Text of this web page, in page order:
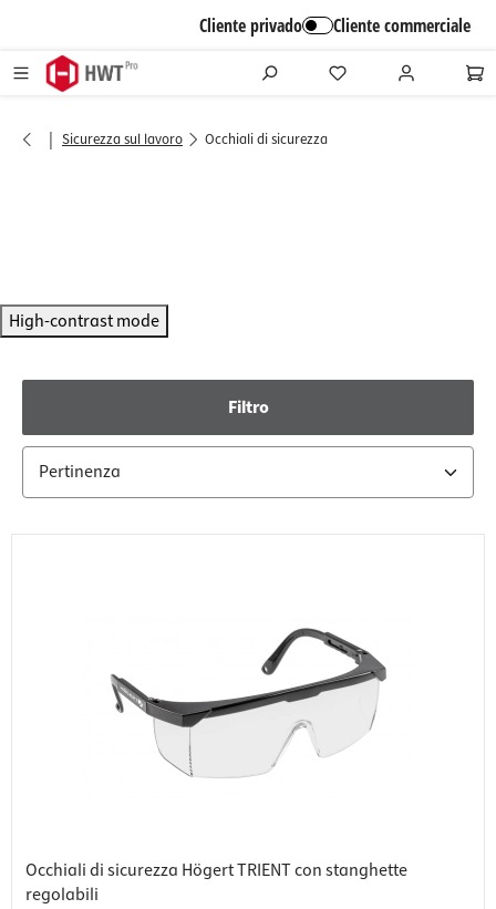
Cliente privado Cliente commerciale
| Sicurezza sul lavoro Occhiali di sicurezza
High-contrast mode
Filtro
Occhiali di sicurezza Högert TRIENT con stanghette
regolabili